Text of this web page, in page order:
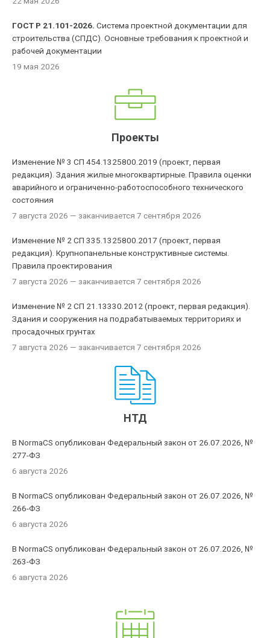
ГОСТ Р 21.101-2026. Система проектной документации для
строительства (СПДС). Основные требования к проектной и
рабочей документации
19 мая 2026
Проекты
Изменение № 3 СП 454.1325800.2019 (проект, первая
редакция). Здания жилые многоквартирные. Правила оценки
аварийного и ограниченно-работоспособного технического
состояния
7 августа 2026 — заканчивается 7 сентября 2026
Изменение № 2 СП 335.1325800.2017 (проект, первая
редакция). Крупнопанельные конструктивные системы.
Правила проектирования
7 августа 2026 — заканчивается 7 сентября 2026
Изменение № 2 СП 21.13330.2012 (проект, первая редакция).
Здания и сооружения на подрабатываемых территориях и
просадочных грунтах
7 августа 2026 — заканчивается 7 сентября 2026
НТД
В NormaCS опубликован Федеральный закон от 26.07.2026, №
277-ФЗ
6 августа 2026
В NormaCS опубликован Федеральный закон от 26.07.2026, №
266-ФЗ
6 августа 2026
В NormaCS опубликован Федеральный закон от 26.07.2026, №
263-ФЗ
6 августа 2026